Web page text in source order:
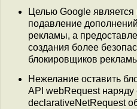
Целью Google
подавление
рекламы, а
создания более
блокировщиков
Нежелание оставить
API webRequest
declarativeNetRequest